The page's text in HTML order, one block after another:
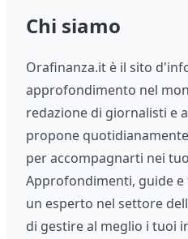
Chi siamo
Orafinanza.it è il sito
approfondimento nel
redazione di giornalisti e
propone
per accompagnarti nei
Approfondimenti, guide
un esperto nel settore
di gestire al meglio i tuoi